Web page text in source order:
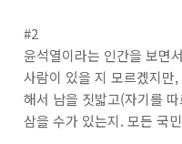
#2
윤석열이라는 인간을 보면
사람이 있을 지 모르겠지만
해서 남을 짓밟고(자기를
삼을 수가 있는지. 모든 국